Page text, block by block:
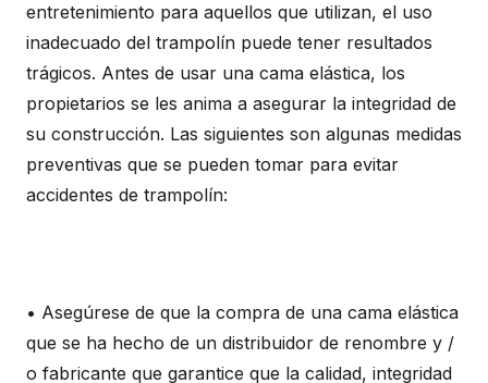
entretenimiento para aquellos que utilizan, el uso
inadecuado del trampolín puede tener resultados
trágicos. Antes de usar una cama elástica, los
propietarios se les anima a asegurar la integridad de
su construcción. Las siguientes son algunas medidas
preventivas que se pueden tomar para evitar
accidentes de trampolín:
• Asegúrese de que la compra de una cama elástica
que se ha hecho de un distribuidor de renombre y /
o fabricante que garantice que la calidad, integridad